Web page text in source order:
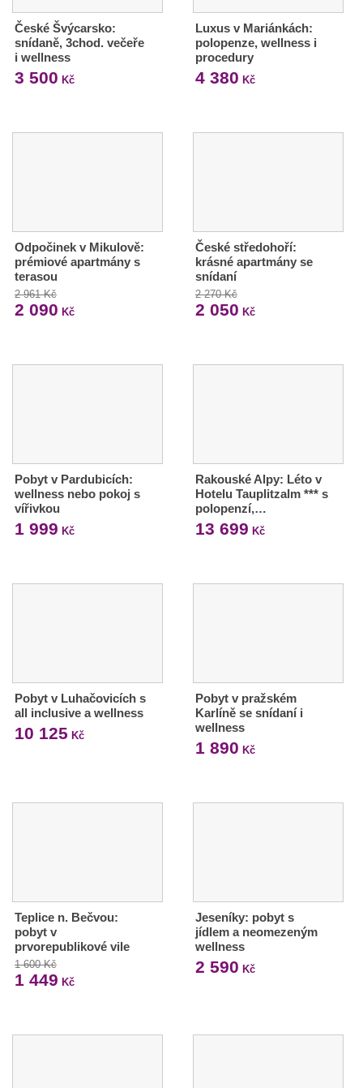
České Švýcarsko:
snídaně, 3chod. večeře
i wellness
3 500 Kč
Luxus v Mariánkách:
polopenze, wellness i
procedury
4 380 Kč
Odpočinek v Mikulově:
prémiové apartmány s
terasou
2 961 Kč
2 090 Kč
České středohoří:
krásné apartmány se
snídaní
2 270 Kč
2 050 Kč
Pobyt v Pardubicích:
wellness nebo pokoj s
vířivkou
1 999 Kč
Rakouské Alpy: Léto v
Hotelu Tauplitzalm *** s
polopenzí,…
13 699 Kč
Pobyt v Luhačovicích s
all inclusive a wellness
10 125 Kč
Pobyt v pražském
Karlíně se snídaní i
wellness
1 890 Kč
Teplice n. Bečvou:
pobyt v
prvorepublikové vile
1 600 Kč
1 449 Kč
Jeseníky: pobyt s
jídlem a neomezeným
wellness
2 590 Kč